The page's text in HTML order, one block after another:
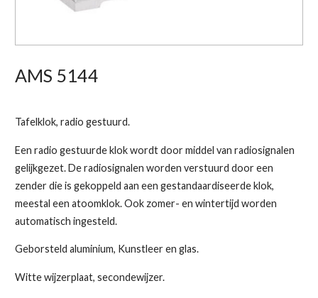
AMS 5144
Tafelklok, radio gestuurd.
Een radio gestuurde klok wordt door middel van radiosignalen
gelijkgezet. De radiosignalen worden verstuurd door een
zender die is gekoppeld aan een gestandaardiseerde klok,
meestal een atoomklok. Ook zomer- en wintertijd worden
automatisch ingesteld.
Geborsteld aluminium, Kunstleer en glas.
Witte wijzerplaat, secondewijzer.